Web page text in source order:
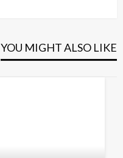
YOU MIGHT ALSO LIKE